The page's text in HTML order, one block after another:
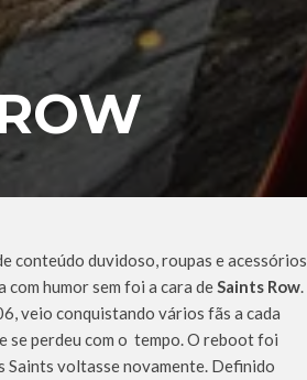
conteúdo duvidoso, roupas e acessórios
humor sem foi a cara deSaints Row.
veio conquistando vários fãs a cada
se perdeu com o tempo. O reboot foi
Saints voltasse novamente. Definido